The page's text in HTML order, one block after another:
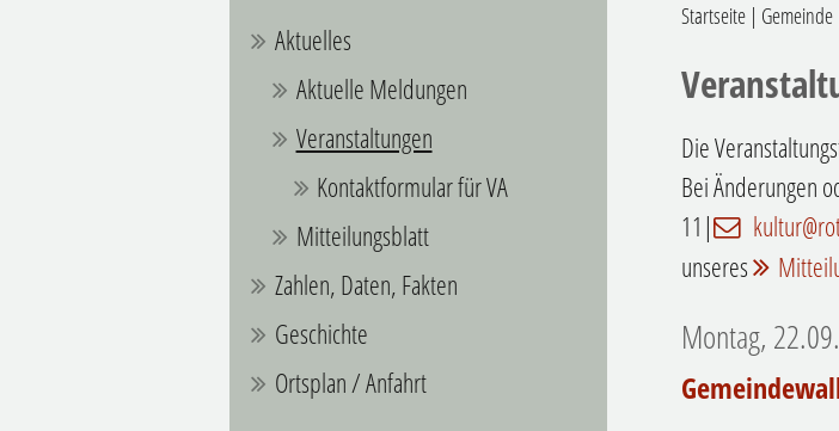
Aktuelles
Aktuelle Meldungen
Veranstaltungen
Kontaktformular für VA
Mitteilungsblatt
Zahlen, Daten, Fakten
Geschichte
Ortsplan / Anfahrt
Startseite | Gemeinde
Die
Bei Änderungen
11|
unseres
Montag,